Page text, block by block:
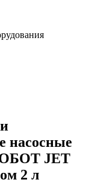
насосные
JET
2 л